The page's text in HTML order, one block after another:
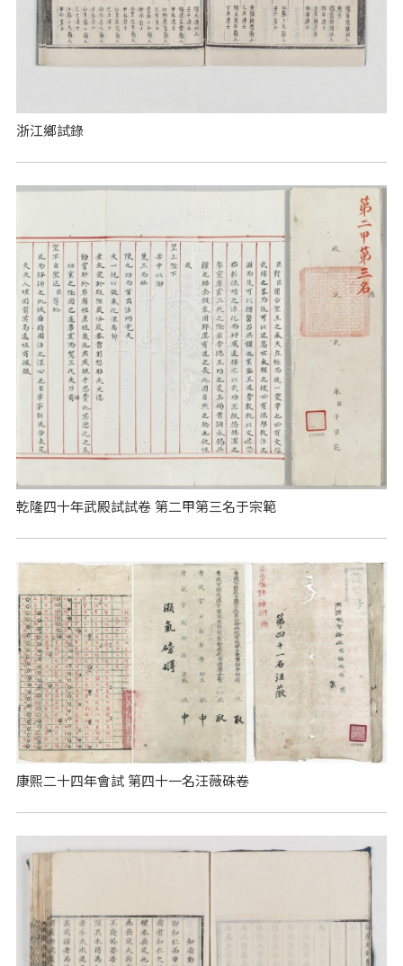
浙江鄉試錄
乾隆四十年武殿試試卷 第二甲第三名于宗範
康熙二十四年會試 第四十一名汪薇硃卷